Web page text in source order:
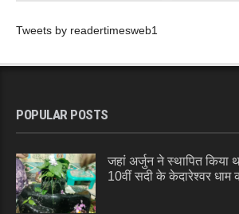
Tweets by readertimesweb1
POPULAR POSTS
जहां अर्जुन ने स्थापित किया
10वीं सदी के केदारेश्वर धाम